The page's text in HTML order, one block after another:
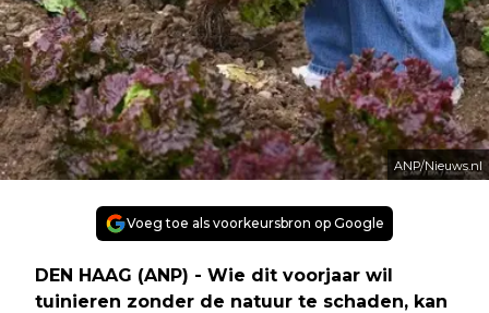
ANP/Nieuws.nl
Voeg toe als voorkeursbron op Google
DEN HAAG (ANP) - Wie dit voorjaar wil
tuinieren zonder de natuur te schaden, kan